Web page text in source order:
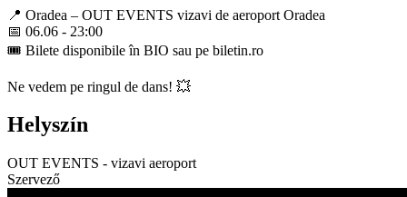
📍 Oradea – OUT EVENTS vizavi de aeroport Oradea
📅 06.06 - 23:00
🎟️ Bilete disponibile în BIO sau pe biletin.ro
Ne vedem pe ringul de dans! 💥
Helyszín
OUT EVENTS - vizavi aeroport
Szervező